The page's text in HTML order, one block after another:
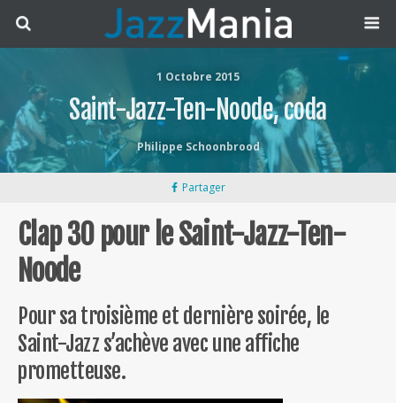
1 Octobre 2015
Saint-Jazz-Ten-Noode, coda
Philippe Schoonbrood
Partager
Clap 30 pour le Saint-Jazz-Ten-
Noode
Pour sa troisième et dernière soirée, le
Saint-Jazz s’achève avec une affiche
prometteuse.